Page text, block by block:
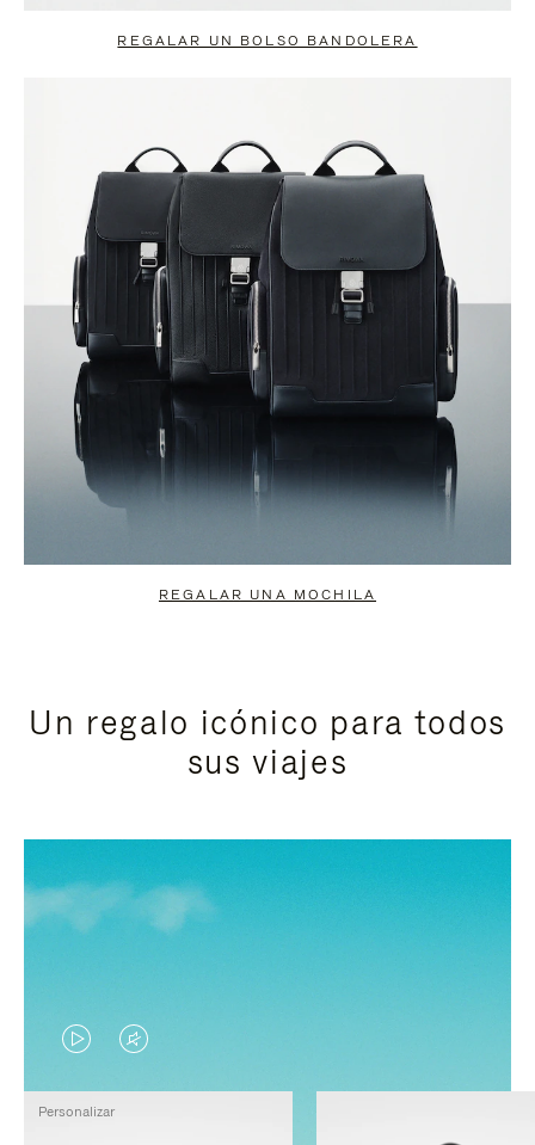
REGALAR UN BOLSO BANDOLERA
REGALAR UNA MOCHILA
Un regalo icónico para todos
sus viajes
EL
VÍDEO
EL
SONIDO
Personalizar